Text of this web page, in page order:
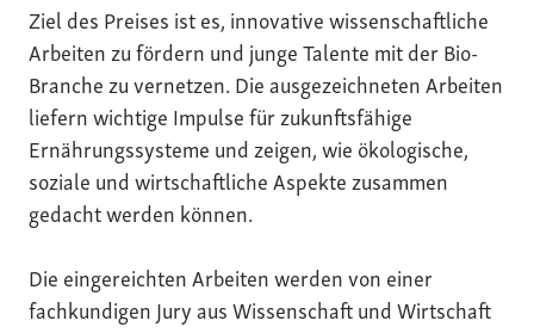
Ziel des Preises ist es, innovative wissenschaftliche
Arbeiten zu fördern und junge Talente mit der Bio-
Branche zu vernetzen. Die ausgezeichneten Arbeiten
liefern wichtige Impulse für zukunftsfähige
Ernährungssysteme und zeigen, wie ökologische,
soziale und wirtschaftliche Aspekte zusammen
gedacht werden können.
Die eingereichten Arbeiten werden von einer
fachkundigen Jury aus Wissenschaft und Wirtschaft